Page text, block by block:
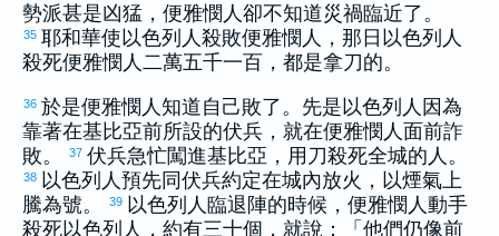
勢派甚是凶猛， 便雅憫 人卻不知道災禍臨近了。
35 耶和華使 以色列 人殺敗便雅憫 人，那日 以色列 人
殺死便雅憫 人二萬五千一百，都是拿刀的。
36 於是便雅憫 人知道自己敗了。先是 以色列 人因為
靠著在基比亞前所設的伏兵，就在便雅憫 人面前詐
敗。
37 伏兵急忙闖進基比亞 ，用刀殺死全城的人。
38 以色列 人預先同伏兵約定在城內放火，以煙氣上
騰為號。
39 以色列 人臨退陣的時候， 便雅憫 人動手
殺死以色列 人，約有三十個，就說：「他們仍像前